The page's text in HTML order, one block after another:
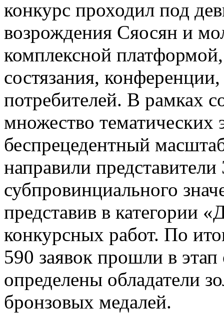
конкурс проходил под
возрождения Сяосян и
комплексной
состязания,
потребителей. В рамках
множество тематических
беспрецедентный
направили
субпровинциального
представив в категории
конкурсных работ. По
590 заявок прошли в
определены обладатели
бронзовых медалей.